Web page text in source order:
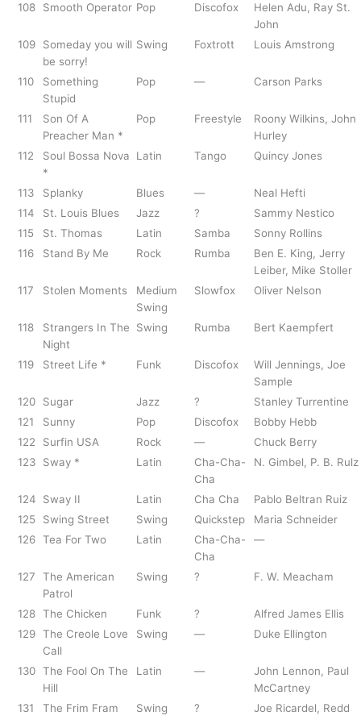
108 Smooth Operator Pop Discofox
Helen Adu, Ray St.
John
109
Someday you will
be sorry!
Swing Foxtrott Louis Amstrong
110
Something
Stupid
Pop — Carson Parks
111
Son Of A
Preacher Man *
Pop Freestyle
Roony Wilkins, John
Hurley
112
Soul Bossa Nova
*
Latin Tango Quincy Jones
113 Splanky Blues —
Neal Hefti
114
St. Louis Blues Jazz ?
Sammy Nestico
115
St. Thomas Latin Samba
Sonny Rollins
116
Stand By Me Rock Rumba
Ben E. King, Jerry
Leiber, Mike Stoller
117
Stolen Moments
Medium
Swing
Slowfox Oliver Nelson
118
Strangers In The
Night
Swing Rumba Bert Kaempfert
119 Street Life * Funk Discofox
Will Jennings, Joe
Sample
120
Sugar Jazz ?
Stanley Turrentine
121
Sunny Pop Discofox
Bobby Hebb
122
Surfin USA Rock —
Chuck Berry
123
Sway * Latin
Cha-Cha-
Cha
N. Gimbel, P. B. Rulz
124 Sway II Latin Cha Cha
Pablo Beltran Ruiz
125
Swing Street Swing Quickstep
Maria Schneider
126 Tea For Two Latin
Cha-Cha-
Cha
—
127
The American
Patrol
Swing ? F. W. Meacham
128 The Chicken Funk ?
Alfred James Ellis
129 The Creole Love
Call
Swing — Duke Ellington
130 The Fool On The
Hill
Latin —
John Lennon, Paul
McCartney
131
The Frim Fram
Swing ?
Joe Ricardel, Redd